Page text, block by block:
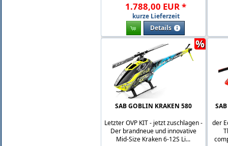
1.788,00 EUR*
kurze Lieferzeit
Details
SAB GOBLIN KRAKEN 580
Letzter OVP KIT - jetzt zuschlagen -
Der brandneue und innovative
Mid-Size Kraken 6-12S Li...
%
der